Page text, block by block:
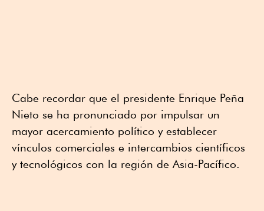
Cabe recordar que el presidente Enrique Peña
Nieto se ha pronunciado por impulsar un
mayor acercamiento político y establecer
vínculos comerciales e intercambios científicos
y tecnológicos con la región de Asia-Pacífico.